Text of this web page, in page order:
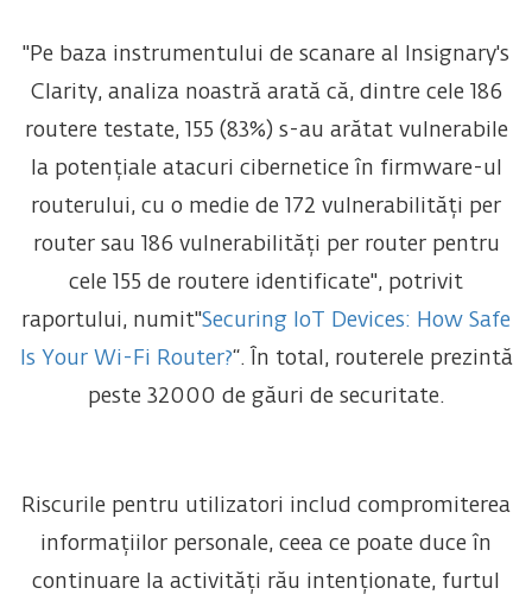
"Pe baza instrumentului de scanare al Insignary's
Clarity, analiza noastră arată că, dintre cele 186
routere testate, 155 (83%) s-au arătat vulnerabile
la potențiale atacuri cibernetice în firmware-ul
routerului, cu o medie de 172 vulnerabilități per
router sau 186 vulnerabilități per router pentru
cele 155 de routere identificate", potrivit
raportului, numit"Securing IoT Devices: How Safe
Is Your Wi-Fi Router?“. În total, routerele prezintă
peste 32000 de găuri de securitate.
Riscurile pentru utilizatori includ compromiterea
informațiilor personale, ceea ce poate duce în
continuare la activități rău intenționate, furtul